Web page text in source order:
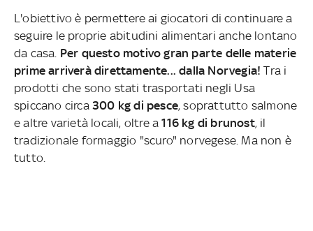
L'obiettivo è permettere ai giocatori di continuare a
seguire le proprie abitudini alimentari anche lontano
da casa. Per questo motivo gran parte delle materie
prime arriverà direttamente... dalla Norvegia! Tra i
prodotti che sono stati trasportati negli Usa
spiccano circa300 kg di pesce, soprattutto salmone
e altre varietà locali, oltre a116 kg di brunost, il
tradizionale formaggio "scuro" norvegese. Ma non è
tutto.